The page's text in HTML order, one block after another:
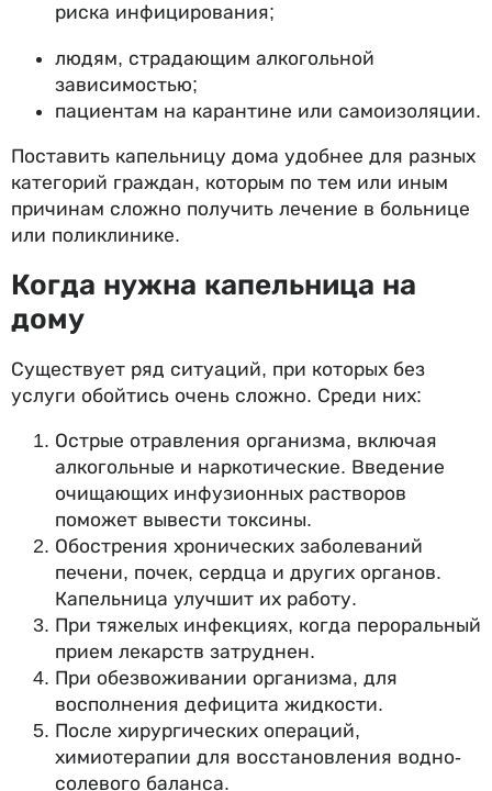
риска инфицирования;
людям, страдающим алкогольной
зависимостью;
пациентам на карантине или самоизоляции.
Поставить капельницу дома удобнее для разных
категорий граждан, которым по тем или иным
причинам сложно получить лечение в больнице
или поликлинике.
Когда нужна капельница на
дому
Существует ряд ситуаций, при которых без
услуги обойтись очень сложно. Среди них:
Острые отравления организма, включая
алкогольные и наркотические. Введение
очищающих инфузионных растворов
поможет вывести токсины.
Обострения хронических заболеваний
печени, почек, сердца и других органов.
Капельница улучшит их работу.
При тяжелых инфекциях, когда пероральный
прием лекарств затруднен.
При обезвоживании организма, для
восполнения дефицита жидкости.
После хирургических операций,
химиотерапии для восстановления водно-
солевого баланса.